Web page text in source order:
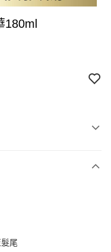
180ml
尾